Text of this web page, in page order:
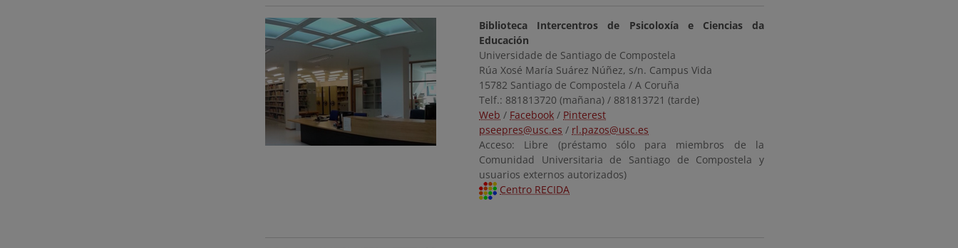
Biblioteca Intercentros de Psicoloxía e Ciencias da
Educación
Universidade de Santiago de Compostela
Rúa Xosé María Suárez Núñez, s/n. Campus Vida
15782 Santiago de Compostela / A Coruña
Telf.: 881813720 (mañana) / 881813721 (tarde)
Web / Facebook / Pinterest
pseepres@usc.es / rl.pazos@usc.es
Acceso: Libre (préstamo sólo para miembros de la
Comunidad Universitaria de Santiago de Compostela y
usuarios externos autorizados)
Centro RECIDA